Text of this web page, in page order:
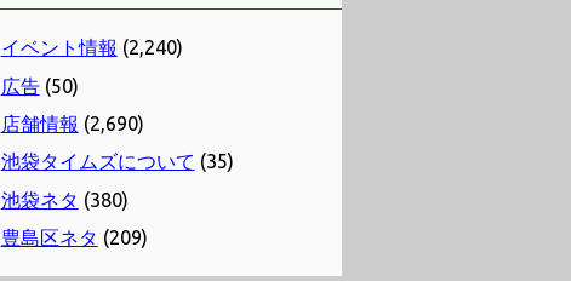
イベント情報 (2,240)
広告(50)
店舗情報 (2,690)
池袋タイムズについて (35)
池袋ネタ (380)
豊島区ネタ (209)